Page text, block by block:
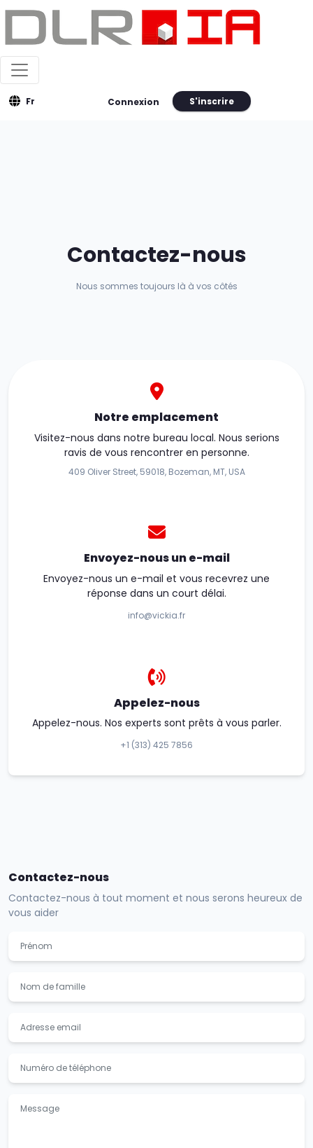
Fr Connexion S'inscrire
Contactez-nous
Nous sommes toujours là à vos côtés
Notre emplacement
Visitez-nous dans notre bureau local. Nous serions
ravis de vous rencontrer en personne.
409 Oliver Street, 59018, Bozeman, MT, USA
Envoyez-nous un e-mail
Envoyez-nous un e-mail et vous recevrez une
réponse dans un court délai.
info@vickia.fr
Appelez-nous
Appelez-nous. Nos experts sont prêts à vous parler.
+1 (313) 425 7856
Contactez-nous
Contactez-nous à tout moment et nous serons heureux de
vous aider